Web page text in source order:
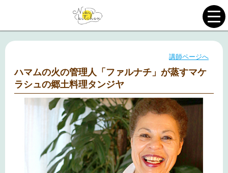
講師ページへ
ハマムの火の管理人「ファルナチ」が蒸すマケ
ラシュの郷土料理タンジヤ